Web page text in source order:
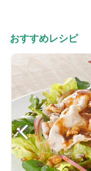
おすすめレシピ